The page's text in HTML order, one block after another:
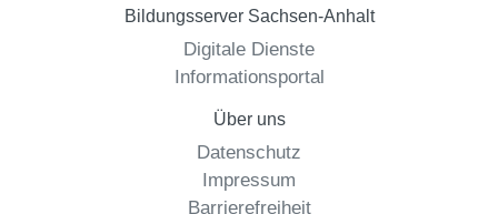
Bildungsserver Sachsen-Anhalt
Digitale Dienste
Informationsportal
Über uns
Datenschutz
Impressum
Barrierefreiheit